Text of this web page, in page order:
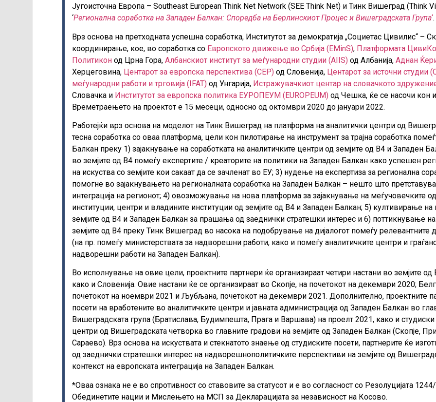
Југоисточна Европа – Southeast European Think Net Network (SEE Think Net) и Тинк Вишеград (Think
‘Регионална соработка на Западен Балкан: Споредба на Берлинскиот Процес и Вишеградската Група‘.
Врз основа на претходната успешна соработка, Институтот за демократија „Социетас Цивилис“ –
координирање, кое, во соработка со Европското движење во Србија (EMinS), Платформата
Политиконод Црна Гора, Албанскиот институт за меѓународни студии (AIIS)од Албанија, Аднан
Херцеговина, Центарот за европска перспектива (CEP)од Словенија, Центарот за источни студии
меѓународни работи и трговија (IFAT)од Унгарија, Истражувачкиот центар на словачкото
Словачка и Институтот за европска политика ЕУРОПЕУМ (EUROPEUM)од Чешка, ќе се насочи кон
Времетраењето на проектот е 15 месеци, односно од октомври 2020 до јануари 2022.
Работејќи врз основа на моделот на Тинк Вишеград на платформа на аналитички центри од
тесна соработка со оваа платформа, цели кон пилотирање на инструмент за трајна соработка
Балкан преку 1) зајакнување на соработката на аналитичките центри од земјите од В4 и Западен
во земјите од В4 помеѓу експертите / креаторите на политики на Западен Балкан како успешен
на искуства со земјите кои сакаат да се зачленат во ЕУ; 3) нудење на експертиза за регионална
помогне во зајакнувањето на регионалната соработка на Западен Балкан – нешто што
интеграција на регионот; 4) овозможување на нова платформа за зајакнување на меѓучовечките
институции, центри и владините институции од земјите од В4 и Западен Балкан; 5) култивирање
земјите од В4 и Западен Балкан за прашања од заеднички стратешки интерес и 6) поттикнување
земјите од В4 преку Тинк Вишеград во насока на подобрување на дијалогот помеѓу
(на пр. помеѓу министерствата за надворешни работи, како и помеѓу аналитичките центри и
надворешни работи на Западен Балкан).
Во исполнување на овие цели, проектните партнери ќе организираат четири настани во земјите
како и Словенија. Овие настани ќе се организираат во Скопје, на почетокот на декември 2020;
почетокот на ноември 2021 и Љубљана, почетокот на декември 2021. Дополнително, проектните
посети на вработените во аналитичките центри и јавната администрација од Западен Балкан во
Вишеградската група (Братислава, Будимпешта, Прага и Варшава) на проелт 2021, како и студиски
центри од Вишеградската четворка во главните градови на земјите од Западен Балкан (Скопје,
Сараево). Врз основа на искуствата и стекнатото знаење од студиските посети, партнерите ќе
од заеднички стратешки интерес на надворешнополитичките перспективи на земјите од
контекст на европската интеграција на Западен Балкан.
*Оваа ознака не е во спротивност со ставовите за статусот и е во согласност со Резолуцијата
Обединетите нации и Мислењето на МСП за Декларацијата за независност на Косово.